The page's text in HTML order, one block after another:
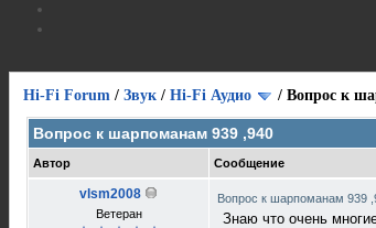
Hi-Fi Forum / Звук / Hi-Fi Аудио / Вопрос к
Вопрос к шарпоманам 939 ,940
Автор Сообщение
vlsm2008
Ветеран
Вопрос к шарпоманам 939
Знаю что очень